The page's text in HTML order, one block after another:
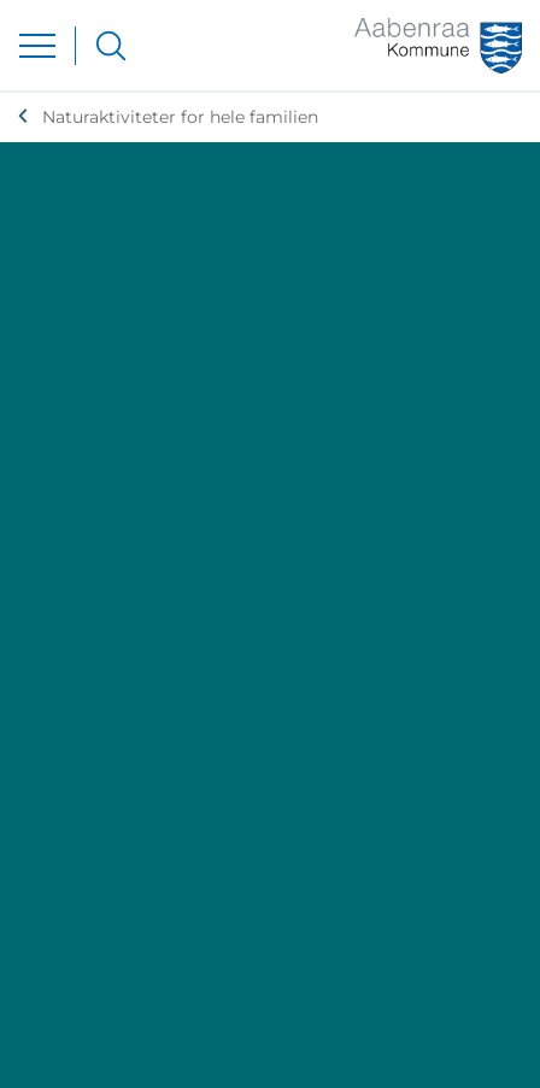
Naturaktiviteter for hele familien